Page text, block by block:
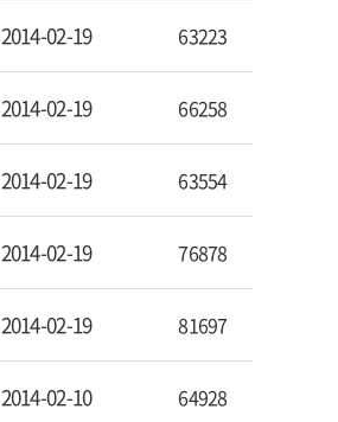
2014-02-19 63223
2014-02-19 66258
2014-02-19 63554
2014-02-19 76878
2014-02-19 81697
2014-02-10 64928